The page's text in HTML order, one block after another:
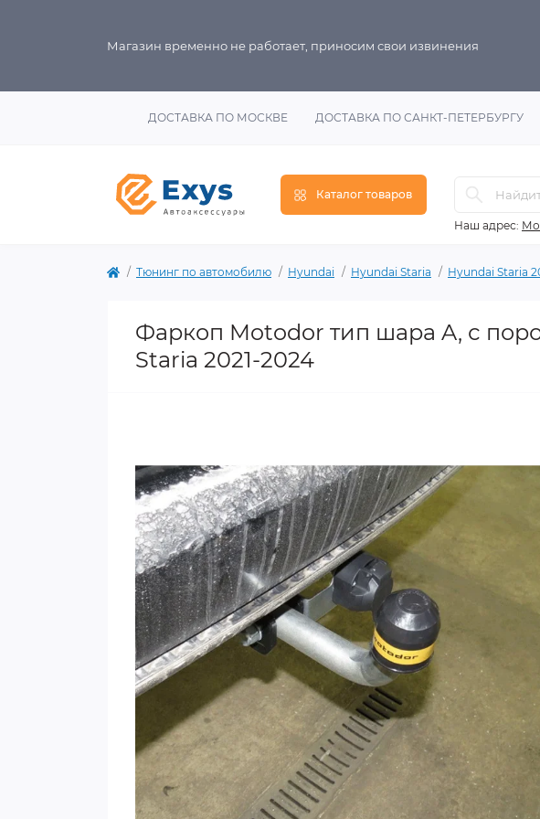
Магазин временно не работает, приносим свои извинения
ДОСТАВКА ПО МОСКВЕ ДОСТАВКА ПО САНКТ-ПЕТЕРБУРГУ
Каталог товаров
Наш адрес:
Тюнинг по автомобилю Hyundai Hyundai Staria Hyundai Staria
Фаркоп Motodor тип шара A, с
Staria 2021-2024